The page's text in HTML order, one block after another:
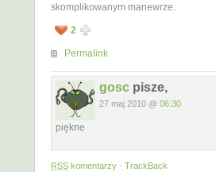
skomplikowanym manewrze.
2
Permalink
gosc pisze,
27 maj 2010 @ 06:30
piękne
RSS komentarzy · TrackBack